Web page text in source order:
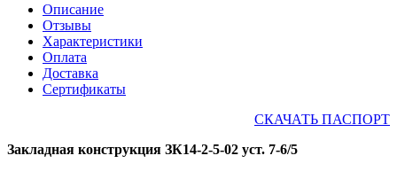
Описание
Отзывы
Характеристики
Оплата
Доставка
Сертификаты
СКАЧАТЬ ПАСПОРТ
Закладная конструкция ЗК14-2-5-02 уст. 7-6/5